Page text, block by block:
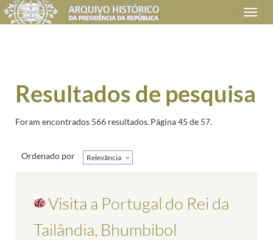
Toggle
navigation
Resultados de pesquisa
Foram encontrados 566 resultados.Página 45 de 57.
Ordenado por Relevância
Visita a Portugal do Rei da
Tailândia, Bhumbibol